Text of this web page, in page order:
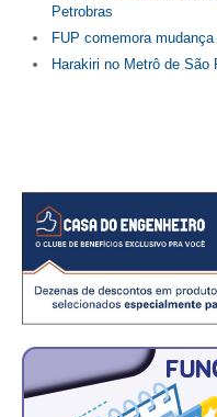
CARREIRA
GUIA DAS ENGENHARIAS
CONTATO
CURSOS
SEESP EDUCAÇÃO
Petrobras
FUP comemora
Harakiri no Metrô de São